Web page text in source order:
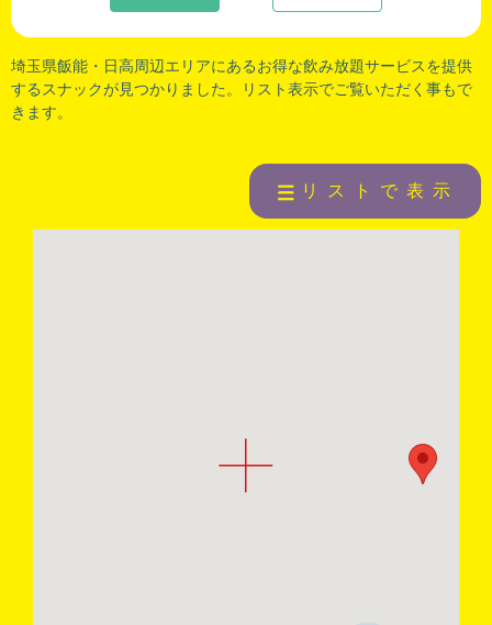
埼玉県飯能 ・ 日高周辺 エリアにあるお得な飲み放題サービスを提供
するスナックが見つかりました。リスト表示でご覧いただく事もで
きます。
リストで表示